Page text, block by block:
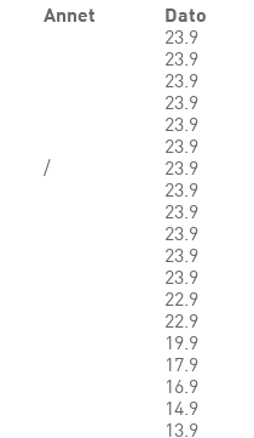
Annet Dato
23.9
23.9
23.9
23.9
23.9
23.9
/
23.9
23.9
23.9
23.9
23.9
23.9
22.9
22.9
19.9
17.9
16.9
14.9
13.9